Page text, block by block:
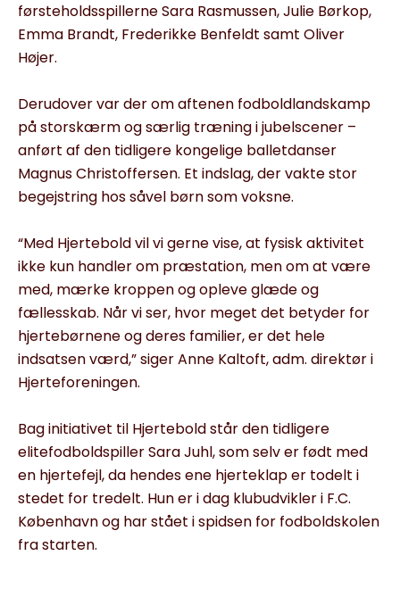
førsteholdsspillerne Sara Rasmussen, Julie Børkop,
Emma Brandt, Frederikke Benfeldt samt Oliver
Højer.
Derudover var der om aftenen fodboldlandskamp
på storskærm og særlig træning i jubelscener –
anført af den tidligere kongelige balletdanser
Magnus Christoffersen. Et indslag, der vakte stor
begejstring hos såvel børn som voksne.
“Med Hjertebold vil vi gerne vise, at fysisk aktivitet
ikke kun handler om præstation, men om at være
med, mærke kroppen og opleve glæde og
fællesskab. Når vi ser, hvor meget det betyder for
hjertebørnene og deres familier, er det hele
indsatsen værd,” siger Anne Kaltoft, adm. direktør i
Hjerteforeningen.
Bag initiativet til Hjertebold står den tidligere
elitefodboldspiller Sara Juhl, som selv er født med
en hjertefejl, da hendes ene hjerteklap er todelt i
stedet for tredelt. Hun er i dag klubudvikler i F.C.
København og har stået i spidsen for fodboldskolen
fra starten.